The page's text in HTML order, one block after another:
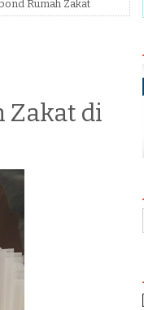
Rumah Zakat
Zakat di